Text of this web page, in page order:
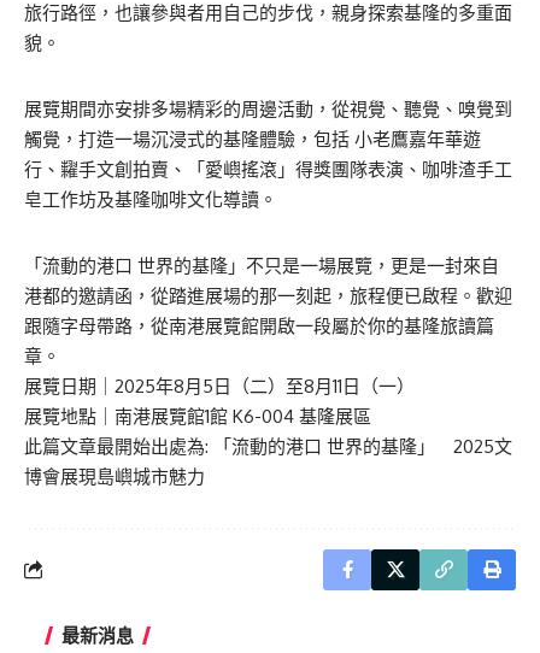
旅行路徑，也讓參與者用自己的步伐，親身探索基隆的多重面
貌。
展覽期間亦安排多場精彩的周邊活動，從視覺、聽覺、嗅覺到
觸覺，打造一場沉浸式的基隆體驗，包括 小老鷹嘉年華遊
行、糶手文創拍賣、「愛嶼搖滾」得獎團隊表演、咖啡渣手工
皂工作坊及基隆咖啡文化導讀。
「流動的港口 世界的基隆」不只是一場展覽，更是一封來自
港都的邀請函，從踏進展場的那一刻起，旅程便已啟程。歡迎
跟隨字母帶路，從南港展覽館開啟一段屬於你的基隆旅讀篇
章。
展覽日期｜2025年8月5日（二）至8月11日（一）
展覽地點｜南港展覽館1館 K6-004 基隆展區
此篇文章最開始出處為:
「流動的港口 世界的基隆」 2025文
博會展現島嶼城市魅力
最新消息